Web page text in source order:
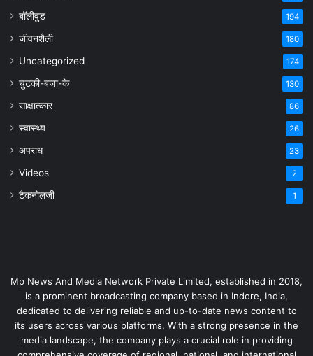
बॉलीवुड 194
जीवनशैली 180
Uncategorized 174
चुटकी-बजा-के 130
साक्षात्कार 86
स्वास्थ्य 26
अपराध 23
Videos 2
टैकनोलजी 1
Mp News And Media Network Private Limited, established in 2018,
is a prominent broadcasting company based in Indore, India,
dedicated to delivering reliable and up-to-date news content to
its users across various platforms. With a strong presence in the
media landscape, the company plays a crucial role in providing